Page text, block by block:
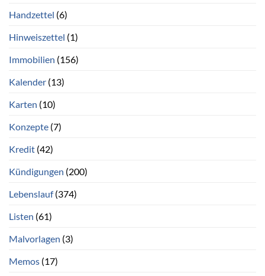
Handzettel (6)
Hinweiszettel (1)
Immobilien (156)
Kalender (13)
Karten (10)
Konzepte (7)
Kredit (42)
Kündigungen (200)
Lebenslauf(374)
Listen (61)
Malvorlagen (3)
Memos (17)